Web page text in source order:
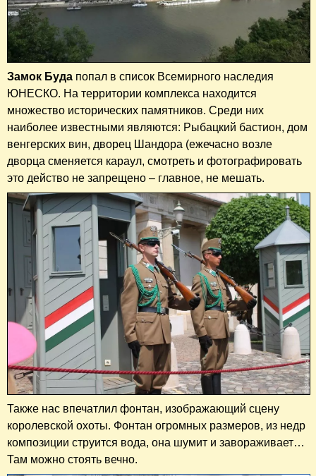
Замок Буда попал в список Всемирного наследия
ЮНЕСКО. На территории комплекса находится
множество исторических памятников. Среди них
наиболее известными являются: Рыбацкий бастион, дом
венгерских вин, дворец Шандора (ежечасно возле
дворца сменяется караул, смотреть и фотографировать
это действо не запрещено – главное, не мешать.
Также нас впечатлил фонтан, изображающий сцену
королевской охоты. Фонтан огромных размеров, из недр
композиции струится вода, она шумит и завораживает…
Там можно стоять вечно.